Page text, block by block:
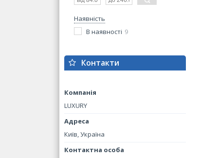
Наявність
В наявності 9
Контакти
LUXURY
Київ, Україна